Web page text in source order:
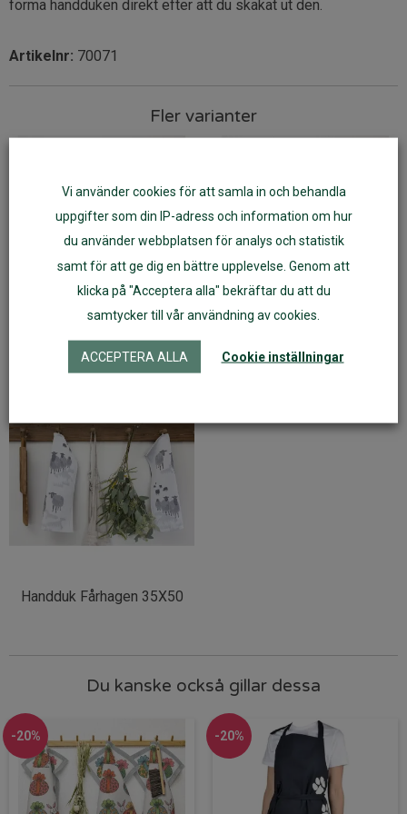
forma handduken direkt efter att du skakat ut den.
Artikelnr: 70071
Fler varianter
Handduk Hönspromenad
35X50
Handduk Fårhagen 35X50
Du kanske också gillar dessa
-20% -20%
Vi använder cookies för att samla in och behandla
uppgifter som din IP-adress och information om hur
du använder webbplatsen för analys och statistik
samt för att ge dig en bättre upplevelse. Genom att
klicka på "Acceptera alla" bekräftar du att du
samtycker till vår användning av cookies.
ACCEPTERA ALLA Cookie inställningar